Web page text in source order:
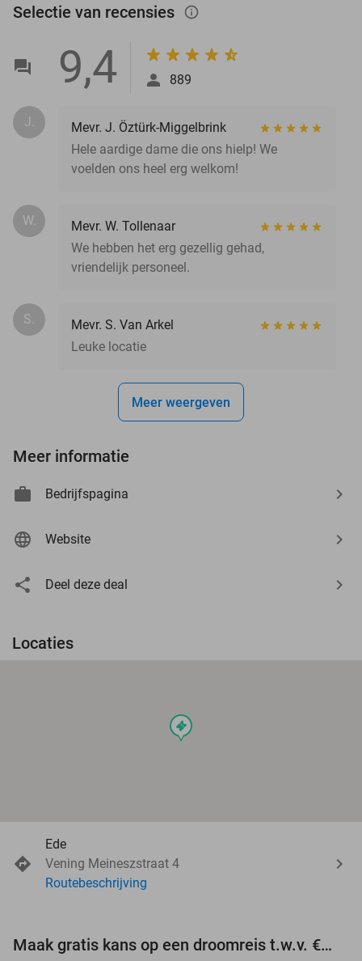
Selectie van recensies info_outlined
9,4 889
J.
Mevr. J. Öztürk-Miggelbrink
Hele aardige dame die ons hielp! We
voelden ons heel erg welkom!
W.
Mevr. W. Tollenaar
We hebben het erg gezellig gehad,
vriendelijk personeel.
S.
Mevr. S. Van Arkel
Leuke locatie
Meer weergeven
Meer informatie
Bedrijfspagina
Website
Deel deze deal
Locaties
events
Ede
Vening Meineszstraat 4
Routebeschrijving
Maak gratis kans op een droomreis t.w.v. €3.000!